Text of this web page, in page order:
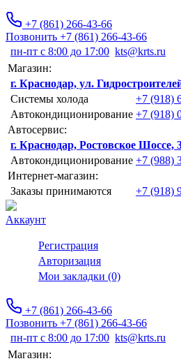
+7 (861) 266-43-66
Позвонить +7 (861) 266-43-66
пн-пт с 8:00 до 17:00 kts@krts.ru
Магазин:
г. Краснодар, ул.
Системы холода
+7 (918)
Автокондиционирование +7 (918)
Автосервис:
г. Краснодар, Ростовское Шоссе,
Автокондиционирование +7 (988)
Интернет-магазин:
Заказы принимаются
+7 (918)
Аккаунт
Регистрация
Авторизация
Мои закладки (0)
+7 (861) 266-43-66
Позвонить +7 (861) 266-43-66
пн-пт с 8:00 до 17:00 kts@krts.ru
Магазин: